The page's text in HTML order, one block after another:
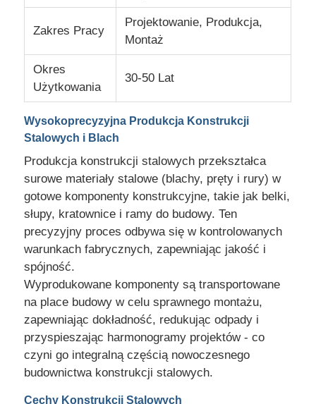
Sprawy
blog
Poproś o wycenę
Prefabrykowana stalowa konstrukcja
Stalowa konstrukcja magazynowa
Warsztaty konstrukcji stalowej
Budowa konstrukcji stalowej
Konstrukcja konstrukcji stalowej
Budynek ramy stalowej
Zakres Pracy
Projektowanie, Produkcja,
Montaż
Okres
Użytkowania
30-50 Lat
Wysokoprecyzyjna Produkcja Konstrukcji
Stalowych i Blach
Produkcja konstrukcji stalowych przekształca
surowe materiały stalowe (blachy, pręty i rury) w
gotowe komponenty konstrukcyjne, takie jak belki,
słupy, kratownice i ramy do budowy. Ten
precyzyjny proces odbywa się w kontrolowanych
warunkach fabrycznych, zapewniając jakość i
spójność.
Wyprodukowane komponenty są transportowane
na place budowy w celu sprawnego montażu,
zapewniając dokładność, redukując odpady i
przyspieszając harmonogramy projektów - co
czyni go integralną częścią nowoczesnego
budownictwa konstrukcji stalowych.
Cechy Konstrukcji Stalowych